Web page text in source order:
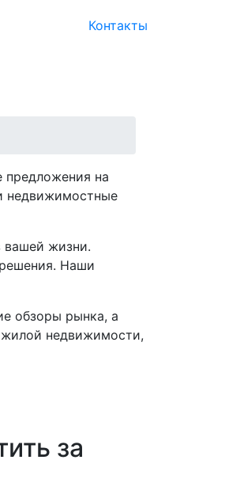
Контакты
на
недвижимостные
вашей жизни.
Наши
обзоры рынка, а
недвижимости,
за